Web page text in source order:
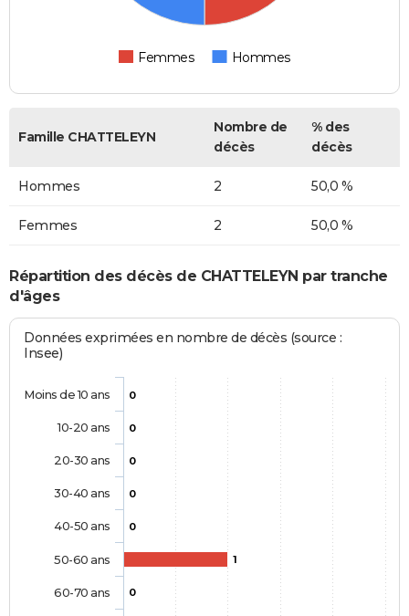
Femmes Hommes
Famille CHATTELEYN
Nombre de
décès
% des
décès
Hommes 2 50,0 %
Femmes 2 50,0 %
Répartition des décès de CHATTELEYN par tranche
d'âges
Données exprimées en nombre de décès (source :
Insee)
0
0
0
0
0
1
0
Moins de 10 ans
10-20 ans
20-30 ans
30-40 ans
40-50 ans
50-60 ans
60-70 ans